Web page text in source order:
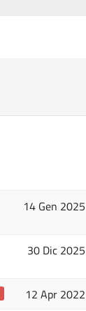
14 Gen 2025
30 Dic 2025
12 Apr 2022